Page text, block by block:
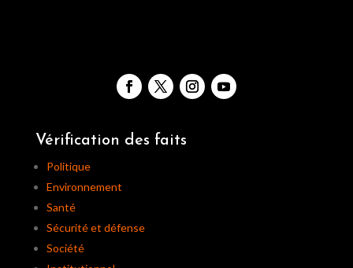
Vérification des faits
Politique
Environnement
Santé
Sécurité et défense
Société